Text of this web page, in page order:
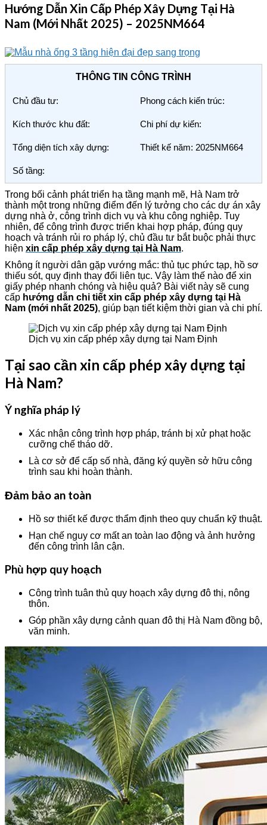
Hướng Dẫn Xin Cấp Phép Xây Dựng Tại Hà
Nam (Mới Nhất 2025) – 2025NM664
THÔNG TIN CÔNG TRÌNH
Chủ đầu tư: Phong cách kiến trúc:
Kích thước khu đất: Chi phí dự kiến:
Tổng diện tích xây dựng: Thiết kế năm: 2025NM664
Số tầng:
Trong bối cảnh phát triển hạ tầng mạnh mẽ, Hà Nam trở
thành một trong những điểm đến lý tưởng cho các dự án xây
dựng nhà ở, công trình dịch vụ và khu công nghiệp. Tuy
nhiên, để công trình được triển khai hợp pháp, đúng quy
hoạch và tránh rủi ro pháp lý, chủ đầu tư bắt buộc phải thực
hiện xin cấp phép xây dựng tại Hà Nam.
Không ít người dân gặp vướng mắc: thủ tục phức tạp, hồ sơ
thiếu sót, quy định thay đổi liên tục. Vậy làm thế nào để xin
giấy phép nhanh chóng và hiệu quả? Bài viết này sẽ cung
cấp hướng dẫn chi tiết xin cấp phép xây dựng tại Hà
Nam (mới nhất 2025), giúp bạn tiết kiệm thời gian và chi phí.
Dịch vụ xin cấp phép xây dựng tại Nam Định
Tại sao cần xin cấp phép xây dựng tại
Hà Nam?
Ý nghĩa pháp lý
Xác nhận công trình hợp pháp, tránh bị xử phạt hoặc
cưỡng chế tháo dỡ.
Là cơ sở để cấp số nhà, đăng ký quyền sở hữu công
trình sau khi hoàn thành.
Đảm bảo an toàn
Hồ sơ thiết kế được thẩm định theo quy chuẩn kỹ thuật.
Hạn chế nguy cơ mất an toàn lao động và ảnh hưởng
đến công trình lân cận.
Phù hợp quy hoạch
Công trình tuân thủ quy hoạch xây dựng đô thị, nông
thôn.
Góp phần xây dựng cảnh quan đô thị Hà Nam đồng bộ,
văn minh.